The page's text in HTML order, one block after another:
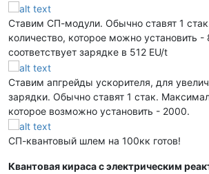
Ставим СП-модули. Обычно ставят 1
количество, которое можно установить -
соответствует зарядке в 512 EU/t
Ставим апгрейды ускорителя, для
зарядки. Обычно ставят 1 стак.
которое возможно установить - 2000.
СП-квантовый шлем на 100кк готов!
Квантовая кираса с электрическим